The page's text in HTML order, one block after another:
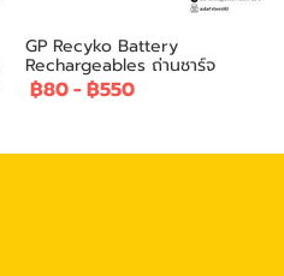
GP Recyko Battery
Rechargeables ถ่านชาร์จ
฿80- ฿550